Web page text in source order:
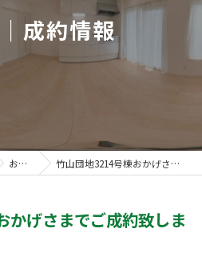
成約情報
お知らせ 竹山団地3214号棟おかげさまでご成約致しました。
かげさまでご成約致しま